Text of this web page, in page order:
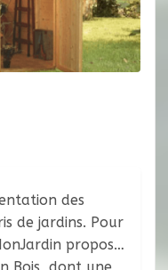
des
de jardins. Pour
propose